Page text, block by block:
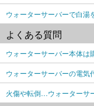
ウォーターサーバーで白湯
よくある質問
ウォーターサーバー本体は
ウォーターサーバーの電気
火傷や転倒…ウォーターサ